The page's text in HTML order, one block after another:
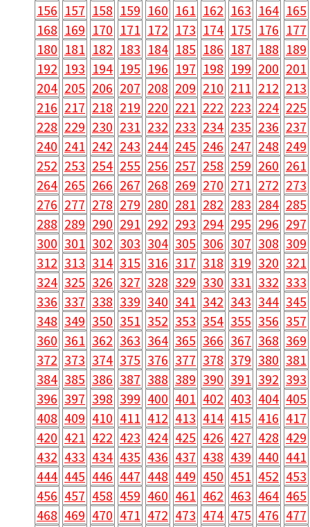
156 157 158 159 160 161 162 163 164 165
168 169 170 171 172 173 174 175 176 177
180 181 182 183 184 185 186 187 188 189
192 193 194 195 196 197 198 199 200 201
204 205 206 207 208 209 210 211 212 213
216 217 218 219 220 221 222 223 224 225
228 229 230 231 232 233 234 235 236 237
240 241 242 243 244 245 246 247 248 249
252 253 254 255 256 257 258 259 260 261
264 265 266 267 268 269 270 271 272 273
276 277 278 279 280 281 282 283 284 285
288 289 290 291 292 293 294 295 296 297
300 301 302 303 304 305 306 307 308 309
312 313 314 315 316 317 318 319 320 321
324 325 326 327 328 329 330 331 332 333
336 337 338 339 340 341 342 343 344 345
348 349 350 351 352 353 354 355 356 357
360 361 362 363 364 365 366 367 368 369
372 373 374 375 376 377 378 379 380 381
384 385 386 387 388 389 390 391 392 393
396 397 398 399 400 401 402 403 404 405
408 409 410 411 412 413 414 415 416 417
420 421 422 423 424 425 426 427 428 429
432 433 434 435 436 437 438 439 440 441
444 445 446 447 448 449 450 451 452 453
456 457 458 459 460 461 462 463 464 465
468 469 470 471 472 473 474 475 476 477